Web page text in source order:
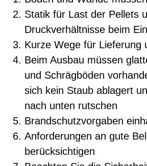
Statik für Last der Pellets
Druckverhältnisse beim
Kurze Wege für Lieferung
Beim Ausbau müssen
und Schrägböden
sich kein Staub ablagert
nach unten rutschen
Brandschutzvorgaben
Anforderungen an gute
berücksichtigen